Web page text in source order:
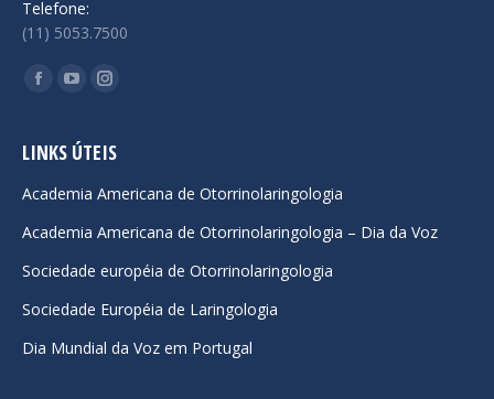
Telefone:
(11) 5053.7500
Encontre-nos em:
Facebook
opens
new
window
YouTube
opens
new
window
Instagram
opens
new
window
LINKS ÚTEIS
Academia Americana de Otorrinolaringologia
Academia Americana de Otorrinolaringologia – Dia da Voz
Sociedade européia de Otorrinolaringologia
Sociedade Européia de Laringologia
Dia Mundial da Voz em Portugal